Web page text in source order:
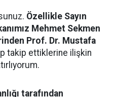
Özellikle Sayın
Mehmet Sekmen
Prof. Dr. Mustafa
takip ettiklerine ilişkin
tarafından